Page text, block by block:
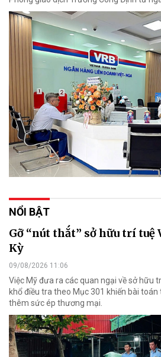
NỔI BẬT
Gỡ “nút thắt” sở hữu trí tuệ
Kỳ
09/08/2026 11:06
Việc Mỹ đưa ra các quan ngại về sở hữu
khổ điều tra theo Mục 301 khiến bài
thêm sức ép thương mại.